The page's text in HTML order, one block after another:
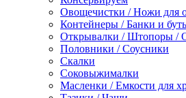
Овощечистки / Ножи для
Контейнеры / Банки и
Открывалки / Штопоры /
Половники / Соусники
Скалки
Соковыжималки
Масленки / Емкости для